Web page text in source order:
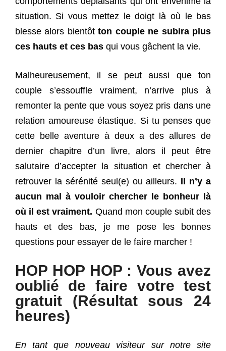
situation. Si vous mettez le doigt là où le bas
blesse alors bientôtton couple ne subira plus
ces hauts et ces basqui vous gâchent la vie.
Malheureusement, il se peut aussi que ton
couple s’essouffle vraiment, n’arrive plus à
remonter la pente que vous soyez pris dans une
relation amoureuse élastique. Si tu penses que
cette belle aventure à deux a des allures de
dernier chapitre d’un livre, alors il peut être
salutaire d’accepter la situation et chercher à
retrouver la sérénité seul(e) ou ailleurs. Il n’y a
aucun mal à vouloir chercher le bonheur là
où il est vraiment. Quand mon couple subit des
hauts et des bas, je me pose les bonnes
questions pour essayer de le faire marcher !
HOP HOP HOP : Vous avez
oublié de faire votre test
gratuit (Résultat sous 24
heures)
En tant que nouveau visiteur sur notre site